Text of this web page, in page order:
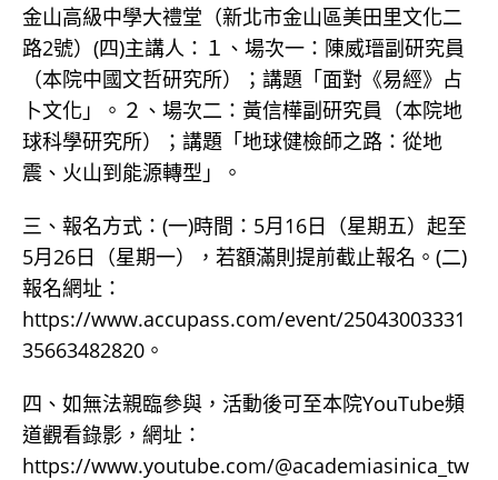
金山高級中學大禮堂（新北市金山區美田里文化二
路2號）(四)主講人：１、場次一：陳威瑨副研究員
（本院中國文哲研究所）；講題「面對《易經》占
卜文化」。２、場次二：黃信樺副研究員（本院地
球科學研究所）；講題「地球健檢師之路：從地
震、火山到能源轉型」。
三、報名方式：(一)時間：5月16日（星期五）起至
5月26日（星期一），若額滿則提前截止報名。(二)
報名網址：
https://www.accupass.com/event/25043003331
35663482820。
四、如無法親臨參與，活動後可至本院YouTube頻
道觀看錄影，網址：
https://www.youtube.com/@academiasinica_tw